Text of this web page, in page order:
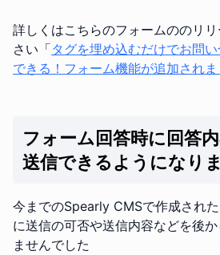
詳しくはこちらのフォームののリ
さい「タグを埋め込むだけでお問
できる！フォーム機能が追加されま
フォーム回答時に回答
送信できるようになり
今までのSpearly CMSで作成され
に送信の可否や送信内容などを後
ませんでした